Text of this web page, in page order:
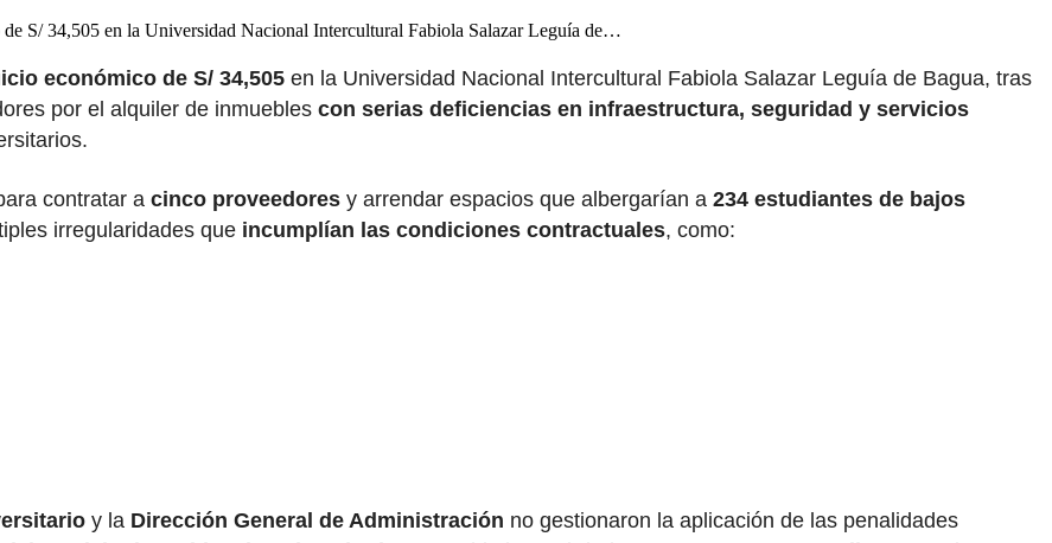
S/ 34,505 en la Universidad Nacional Intercultural Fabiola Salazar Leguía de…
económico de S/ 34,505 en la Universidad Nacional Intercultural Fabiola Salazar Leguía de Bagua, tras
por el alquiler de inmuebles con serias deficiencias en infraestructura, seguridad y servicios
contratar a cinco proveedores y arrendar espacios que albergarían a 234 estudiantes de bajos
irregularidades que incumplían las condiciones contractuales, como:
y la Dirección General de Administración no gestionaron la aplicación de las penalidades